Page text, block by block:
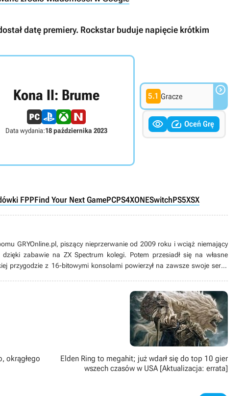
datę premiery. Rockstar buduje napięcie krótkim
Kona II: Brume
Data wydania:18 października 2023
5.1 Gracze 
  Oceń Grę
FPPFind Your Next GamePCPS4XONESwitchPS5XSX
GRYOnline.pl, piszący nieprzerwanie od 2009 roku i wciąż niemający
dzięki zabawie na ZX Spectrum kolegi. Potem przesiadł się na własne
przygodzie z 16-bitowymi konsolami powierzył na zawsze swoje serce
okrągłego
Elden Ring to megahit; już wdarł się do top 10 gier
wszech czasów w USA [Aktualizacja: errata]